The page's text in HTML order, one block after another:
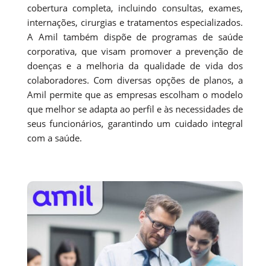
cobertura completa, incluindo consultas, exames,
internações, cirurgias e tratamentos especializados.
A Amil também dispõe de programas de saúde
corporativa, que visam promover a prevenção de
doenças e a melhoria da qualidade de vida dos
colaboradores. Com diversas opções de planos, a
Amil permite que as empresas escolham o modelo
que melhor se adapta ao perfil e às necessidades de
seus funcionários, garantindo um cuidado integral
com a saúde.